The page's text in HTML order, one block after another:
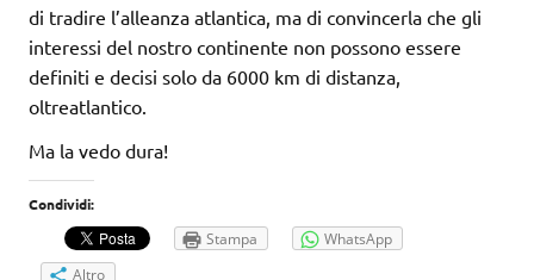
di tradire l’alleanza atlantica, ma di convincerla che gli
interessi del nostro continente non possono essere
definiti e decisi solo da 6000 km di distanza,
oltreatlantico.
Ma la vedo dura!
Condividi:
Stampa
WhatsApp
Altro